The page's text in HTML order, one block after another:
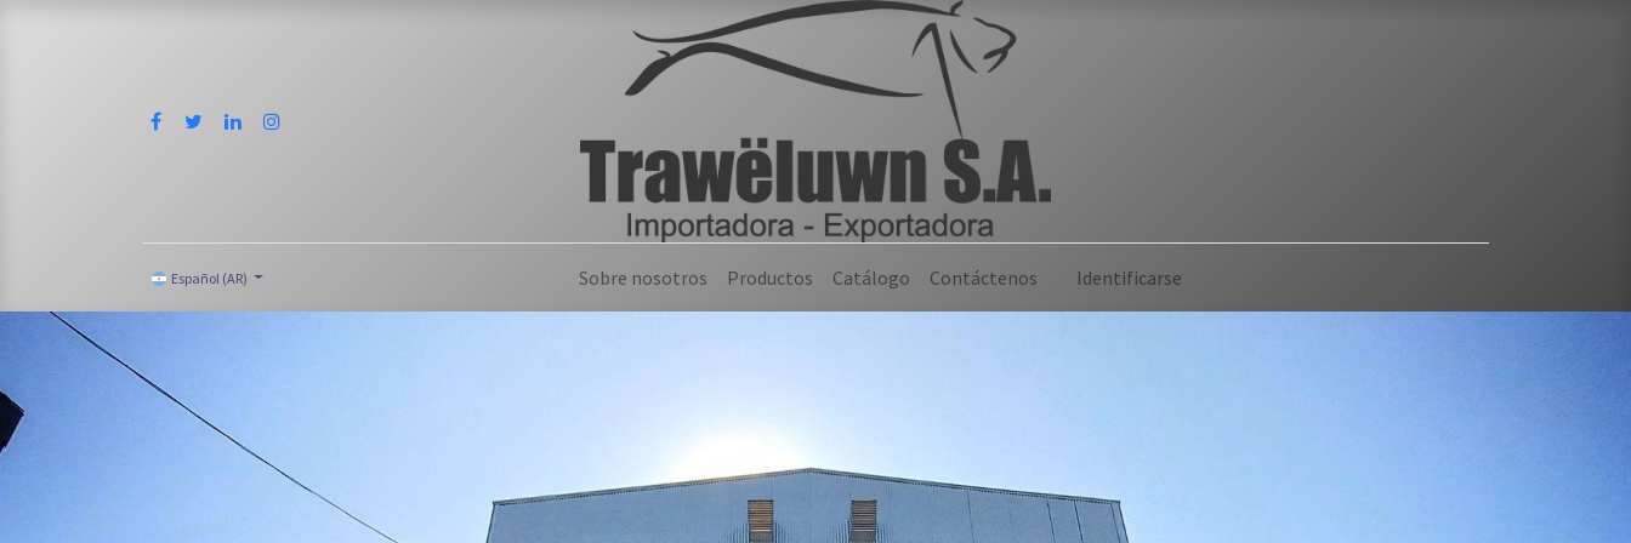
Español (AR) Sobre nosotros Productos Catálogo Contáctenos Identificarse